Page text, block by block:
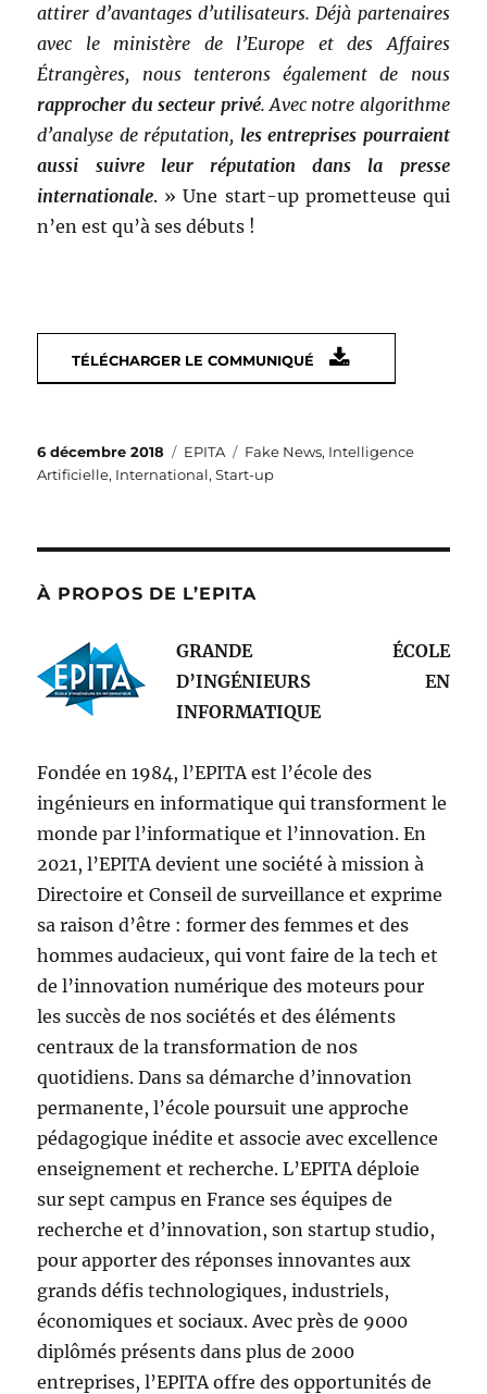
attirer d’avantages d’utilisateurs. Déjà partenaires
avec le ministère de l’Europe et des Affaires
Étrangères, nous tenterons également de nous
rapprocher du secteur privé. Avec notre algorithme
d’analyse de réputation, les entreprises pourraient
aussi suivre leur réputation dans la presse
internationale. » Une start-up prometteuse qui
n’en est qu’à ses débuts !
TÉLÉCHARGER LE COMMUNIQUÉ
Publié
le
6 décembre 2018 Catégories
EPITA Étiquettes
Fake News, Intelligence
Artificielle, International,Start-up
À PROPOS DE L’EPITA
GRANDE ÉCOLE
D’INGÉNIEURS EN
INFORMATIQUE
Fondée en 1984, l’EPITA est l’école des
ingénieurs en informatique qui transforment le
monde par l’informatique et l’innovation. En
2021, l’EPITA devient une société à mission à
Directoire et Conseil de surveillance et exprime
sa raison d’être : former des femmes et des
hommes audacieux, qui vont faire de la tech et
de l’innovation numérique des moteurs pour
les succès de nos sociétés et des éléments
centraux de la transformation de nos
quotidiens. Dans sa démarche d’innovation
permanente, l’école poursuit une approche
pédagogique inédite et associe avec excellence
enseignement et recherche. L’EPITA déploie
sur sept campus en France ses équipes de
recherche et d’innovation, son startup studio,
pour apporter des réponses innovantes aux
grands défis technologiques, industriels,
économiques et sociaux. Avec près de 9000
diplômés présents dans plus de 2000
entreprises, l’EPITA offre des opportunités de